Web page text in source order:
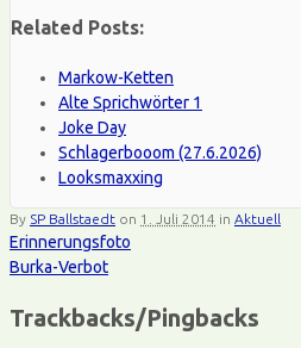
Related Posts:
Markow-Ketten
Alte Sprichwörter 1
Joke Day
Schlagerbooom (27.6.2026)
Looksmaxxing
By SP Ballstaedt on 1. Juli 2014 in Aktuell
Erinnerungsfoto
Burka-Verbot
Trackbacks/Pingbacks